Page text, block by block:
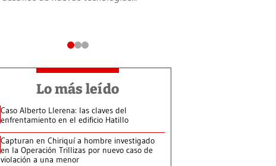
Lo más leído
Caso Alberto Llerena: las claves del
enfrentamiento en el edificio Hatillo
Capturan en Chiriquí a hombre investigado
en la Operación Trillizas por nuevo caso de
violación a una menor